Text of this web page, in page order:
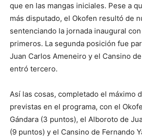
que en las mangas iniciales. Pese a
más disputado, el Okofen resultó de
sentenciando la jornada inaugural
primeros. La segunda posición fue
Juan Carlos Ameneiro y el Cansino
entró tercero.
Así las cosas, completado el máximo
previstas en el programa, con el
Gándara (3 puntos), el Alboroto de
(9 puntos) y el Cansino de Fernando